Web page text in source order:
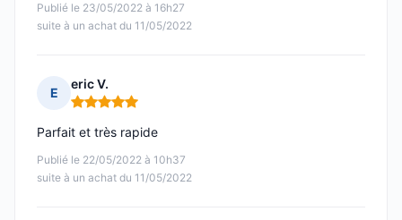
Publié le 23/05/2022 à 16h27
suite à un achat du 11/05/2022
E
eric V.
Note : 5 sur 5
Publié le 22/05/2022 à 10h37
suite à un achat du 11/05/2022
Parfait et très rapide